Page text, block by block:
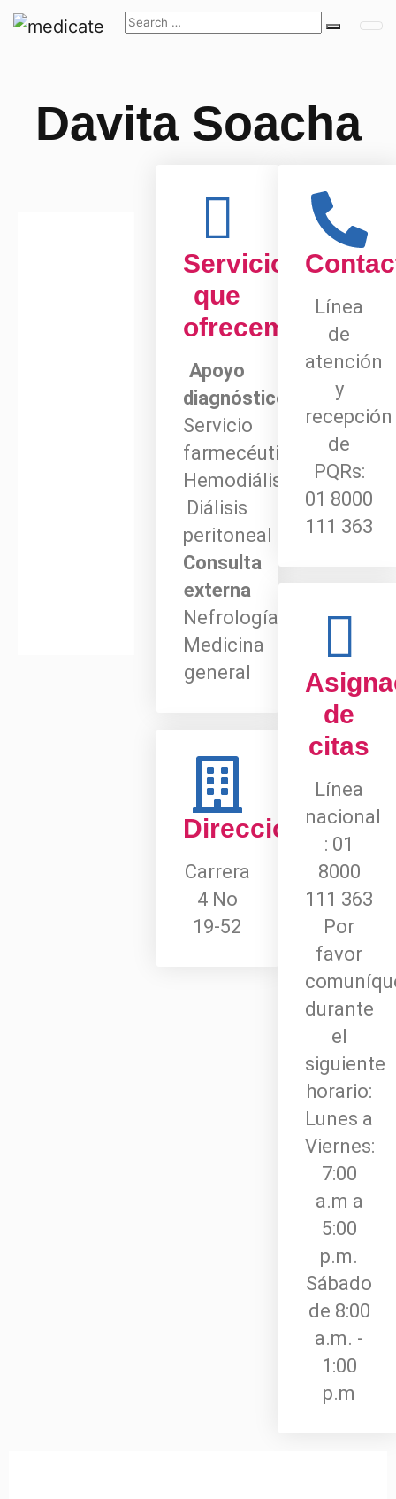
Davita Soacha
Servicios
que
ofrecemos
Apoyo
diagnóstico
Servicio
farmecéutico
Hemodiálisis
Diálisis
peritoneal
Consulta
externa
Nefrología
Medicina
general
Dirección
Carrera
4 No
19-52
Línea
de
atención
y
recepción
de
PQRs:
01 8000
111 363
de
citas
Línea
nacional
: 01
8000
111 363
Por
favor
durante
el
siguiente
horario:
Lunes a
Viernes:
7:00
a.m a
5:00
p.m.
Sábado
de 8:00
a.m. -
1:00
p.m